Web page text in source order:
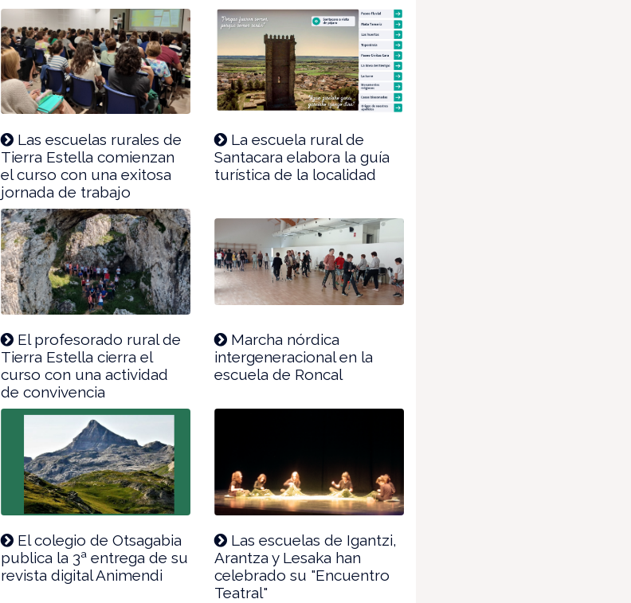
Las escuelas rurales de
Tierra Estella comienzan
el curso con una exitosa
jornada de trabajo
La escuela rural de
Santacara elabora la guía
turística de la localidad
El profesorado rural de
Tierra Estella cierra el
curso con una actividad
de convivencia
Marcha nórdica
intergeneracional en la
escuela de Roncal
El colegio de Otsagabia
publica la 3ª entrega de su
revista digital Animendi
Las escuelas de Igantzi,
Arantza y Lesaka han
celebrado su "Encuentro
Teatral"